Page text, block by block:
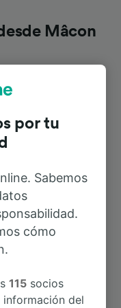
Mâcon
46min
48min
por tu
Sabemos
cómo
115 socios
información del